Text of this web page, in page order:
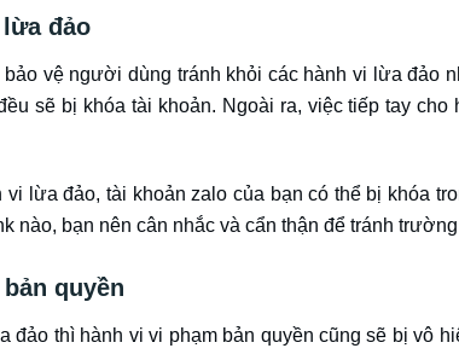
đảo
vệ người dùng tránh khỏi các hành vi lừa đảo
sẽ bị khóa tài khoản. Ngoài ra, việc tiếp tay
lừa đảo, tài khoản zalo của bạn có thể bị khóa
nào, bạn nên cân nhắc và cẩn thận để tránh
quyền
đảo thì hành vi vi phạm bản quyền cũng sẽ bị vô